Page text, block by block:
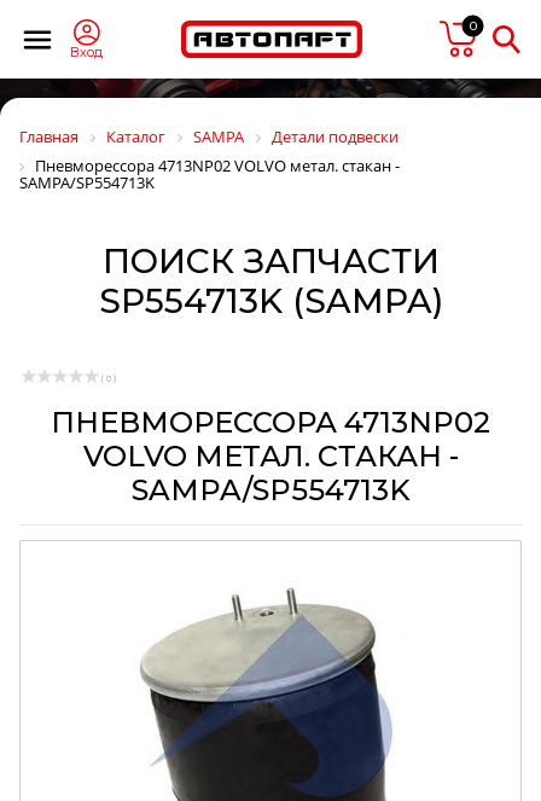
Вход
0
Главная Каталог SAMPA
Детали подвески
Пневморессора 4713NP02 VOLVO метал. стакан -
SAMPA/SP554713K
ПОИСК ЗАПЧАСТИ
SP554713K (SAMPA)
( 0 )
ПНЕВМОРЕССОРА 4713NP02
VOLVO МЕТАЛ. СТАКАН -
SAMPA/SP554713K